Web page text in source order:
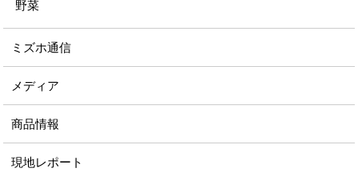
野菜
ミズホ通信
メディア
商品情報
現地レポート